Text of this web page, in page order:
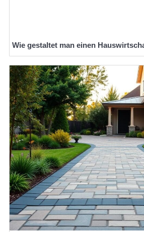
Wie gestaltet man einen